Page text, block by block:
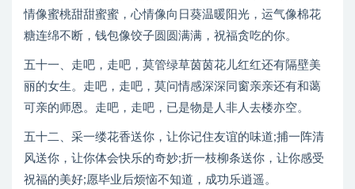
情像蜜桃甜甜蜜蜜，心情像向日葵温暖阳光，运气像棉花
糖连绵不断，钱包像饺子圆圆满满，祝福贪吃的你。
五十一、走吧，走吧，莫管绿草茵茵花儿红红还有隔壁美
丽的女生。走吧，走吧，莫问情感深深同窗亲亲还有和蔼
可亲的师恩。走吧，走吧，已是物是人非人去楼亦空。
五十二、采一缕花香送你，让你记住友谊的味道;捕一阵清
风送你，让你体会快乐的奇妙;折一枝柳条送你，让你感受
祝福的美好;愿毕业后烦恼不知道，成功乐逍遥。